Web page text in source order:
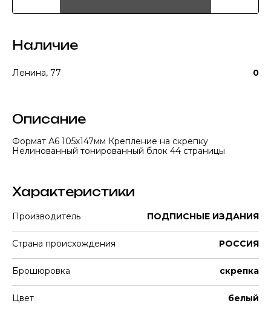
Наличие
Ленина, 77 0
Описание
Формат А6 105х147мм Крепление на скрепку
Нелинованный тонированный блок 44 страницы
Характеристики
Производитель ПОДПИСНЫЕ ИЗДАНИЯ
Страна происхождения РОССИЯ
Брошюровка скрепка
Цвет белый